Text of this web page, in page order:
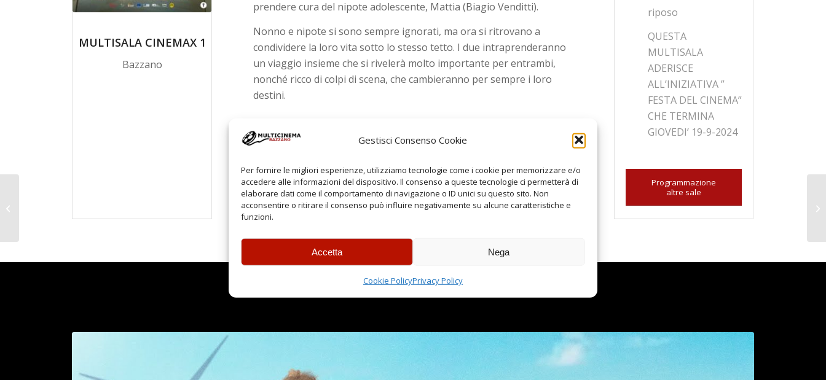
Gestisci Consenso Cookie
Per fornire le migliori esperienze, utilizziamo tecnologie come i cookie per memorizzare e/o
accedere alle informazioni del dispositivo. Il consenso a queste tecnologie ci permetterà di
elaborare dati come il comportamento di navigazione o ID unici su questo sito. Non
acconsentire o ritirare il consenso può influire negativamente su alcune caratteristiche e
funzioni.
Accetta Nega
Cookie PolicyPrivacy Policy
MULTISALA CINEMAX 1
Bazzano
prendere cura del nipote adolescente, Mattia (Biagio Venditti).
Nonno e nipote si sono sempre ignorati, ma ora si ritrovano a
condividere la loro vita sotto lo stesso tetto. I due intraprenderanno
un viaggio insieme che si rivelerà molto importante per entrambi,
nonché ricco di colpi di scena, che cambieranno per sempre i loro
destini.
riposo
QUESTA
MULTISALA
ADERISCE
ALL’INIZIATIVA ”
FESTA DEL CINEMA”
CHE TERMINA
GIOVEDI’ 19-9-2024
Programmazione
altre sale
TRAILERFILM